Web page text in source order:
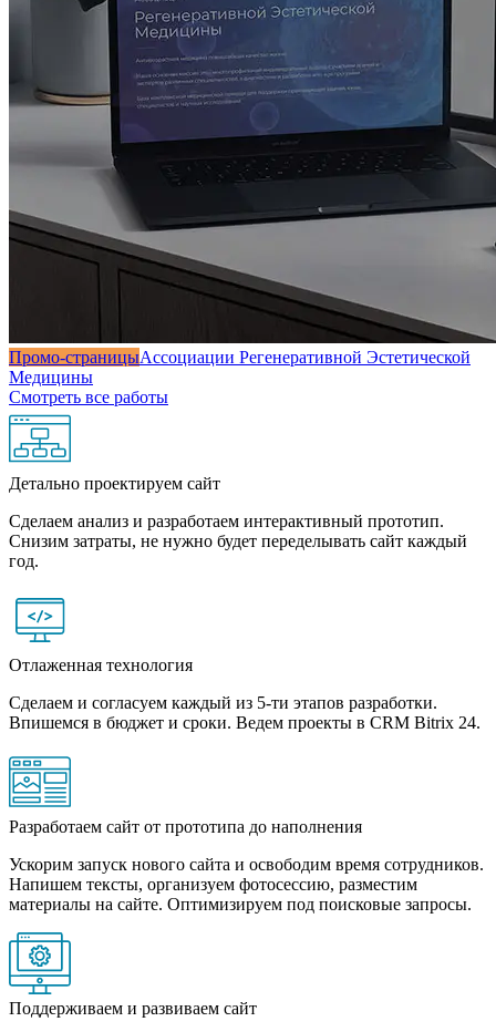
Промо-страницыАссоциации Регенеративной Эстетической
Медицины
Смотреть все работы
Детально проектируем сайт
Сделаем анализ и разработаем интерактивный прототип.
Снизим затраты, не нужно будет переделывать сайт каждый
год.
Отлаженная технология
Сделаем и согласуем каждый из 5-ти этапов разработки.
Впишемся в бюджет и сроки. Ведем проекты в CRM Bitrix 24.
Разработаем сайт от прототипа до наполнения
Ускорим запуск нового сайта и освободим время сотрудников.
Напишем тексты, организуем фотосессию, разместим
материалы на сайте. Оптимизируем под поисковые запросы.
Поддерживаем и развиваем сайт